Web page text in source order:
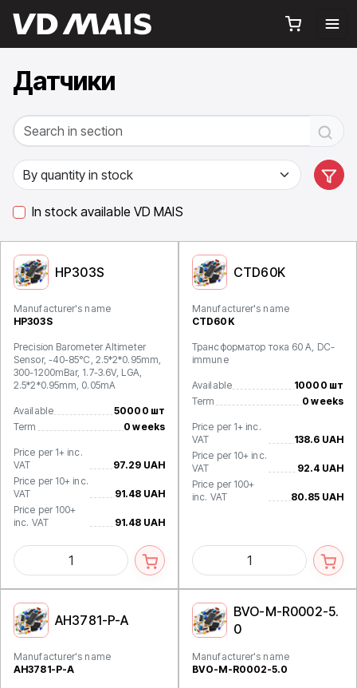
Датчики
In stock available VD MAIS
HP303S
Manufacturer's name
HP303S
Precision Barometer Altimeter
Sensor, -40-85°C, 2.5*2*0.95mm,
300-1200mBar, 1.7-3.6V, LGA,
2.5*2*0.95mm, 0.05mA
Available
50000 шт
Term
0 weeks
Price per 1+ inc.
VAT
97.29 UAH
Price per 10+ inc.
VAT
91.48 UAH
Price per 100+
inc. VAT
91.48 UAH
CTD60K
Manufacturer's name
CTD60K
Трансформатор тока 60 A, DC-
immune
Available
10000 шт
Term
0 weeks
Price per 1+ inc.
VAT
138.6 UAH
Price per 10+ inc.
VAT
92.4 UAH
Price per 100+
inc. VAT
80.85 UAH
AH3781-P-A
Manufacturer's name
AH3781-P-A
BVO-M-R0002-5.
0
Manufacturer's name
BVO-M-R0002-5.0